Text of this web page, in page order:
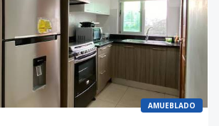
AMUEBLADO